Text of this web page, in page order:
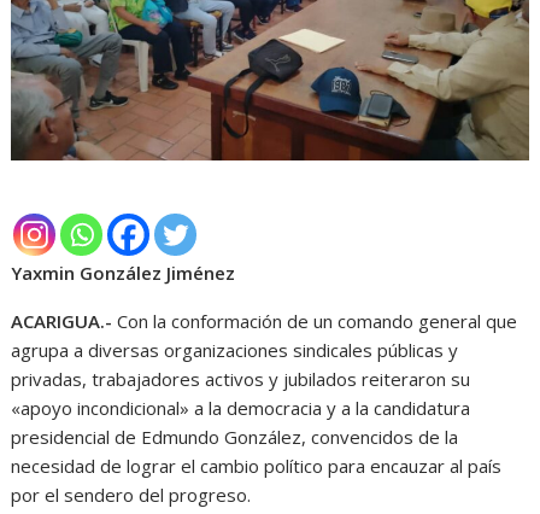
Yaxmin González Jiménez
ACARIGUA.- Con la conformación de un comando general que
agrupa a diversas organizaciones sindicales públicas y
privadas, trabajadores activos y jubilados reiteraron su
«apoyo incondicional» a la democracia y a la candidatura
presidencial de Edmundo González, convencidos de la
necesidad de lograr el cambio político para encauzar al país
por el sendero del progreso.